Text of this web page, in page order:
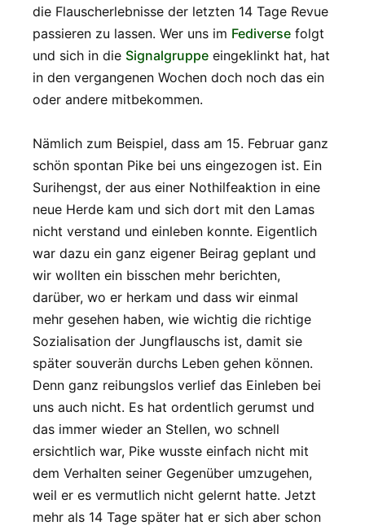
die Flauscherlebnisse der letzten 14 Tage Revue
passieren zu lassen. Wer uns im Fediverse folgt
und sich in die Signalgruppe eingeklinkt hat, hat
in den vergangenen Wochen doch noch das ein
oder andere mitbekommen.
Nämlich zum Beispiel, dass am 15. Februar ganz
schön spontan Pike bei uns eingezogen ist. Ein
Surihengst, der aus einer Nothilfeaktion in eine
neue Herde kam und sich dort mit den Lamas
nicht verstand und einleben konnte. Eigentlich
war dazu ein ganz eigener Beirag geplant und
wir wollten ein bisschen mehr berichten,
darüber, wo er herkam und dass wir einmal
mehr gesehen haben, wie wichtig die richtige
Sozialisation der Jungflauschs ist, damit sie
später souverän durchs Leben gehen können.
Denn ganz reibungslos verlief das Einleben bei
uns auch nicht. Es hat ordentlich gerumst und
das immer wieder an Stellen, wo schnell
ersichtlich war, Pike wusste einfach nicht mit
dem Verhalten seiner Gegenüber umzugehen,
weil er es vermutlich nicht gelernt hatte. Jetzt
mehr als 14 Tage später hat er sich aber schon